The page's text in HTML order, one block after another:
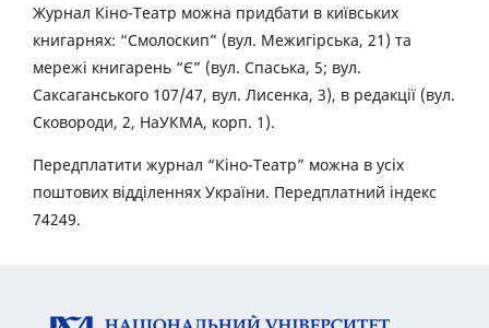
Журнал Кіно-Театр можна придбати в київських
книгарнях: “Смолоскип” (вул. Межигірська, 21) та
мережі книгарень “Є” (вул. Спаська, 5; вул.
Саксаганського 107/47, вул. Лисенка, 3), в редакції (вул.
Сковороди, 2, НаУКМА, корп. 1).
Передплатити журнал “Кіно-Театр” можна в усіх
поштових відділеннях України. Передплатний індекс
74249.